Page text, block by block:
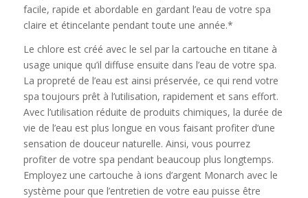
facile, rapide et abordable en gardant l’eau de votre spa
claire et étincelante pendant toute une année.*
Le chlore est créé avec le sel par la cartouche en titane à
usage unique qu’il diffuse ensuite dans l’eau de votre spa.
La propreté de l’eau est ainsi préservée, ce qui rend votre
spa toujours prêt à l’utilisation, rapidement et sans effort.
Avec l’utilisation réduite de produits chimiques, la durée de
vie de l’eau est plus longue en vous faisant profiter d’une
sensation de douceur naturelle. Ainsi, vous pourrez
profiter de votre spa pendant beaucoup plus longtemps.
Employez une cartouche à ions d’argent Monarch avec le
système pour que l’entretien de votre eau puisse être